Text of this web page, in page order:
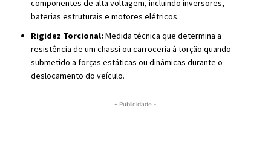
componentes de alta voltagem, incluindo inversores,
baterias estruturais e motores elétricos.
Rigidez Torcional: Medida técnica que determina a
resistência de um chassi ou carroceria à torção quando
submetido a forças estáticas ou dinâmicas durante o
deslocamento do veículo.
- Publicidade -